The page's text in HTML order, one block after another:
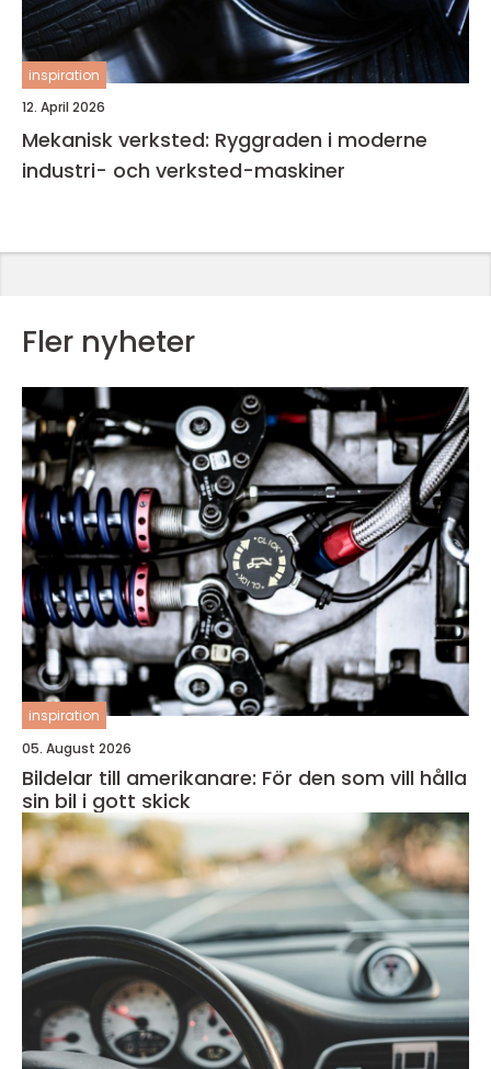
inspiration
12. April 2026
Mekanisk verksted: Ryggraden i moderne
industri- och verksted-maskiner
Fler nyheter
inspiration
05. August 2026
Bildelar till amerikanare: För den som vill hålla
sin bil i gott skick